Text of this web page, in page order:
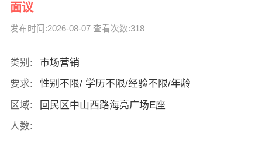
面议
发布时间:2026-08-07 查看次数:318
类别:
市场营销
要求:
性别不限/ 学历不限/经验不限/年龄
区域:
回民区中山西路海亮广场E座
人数: